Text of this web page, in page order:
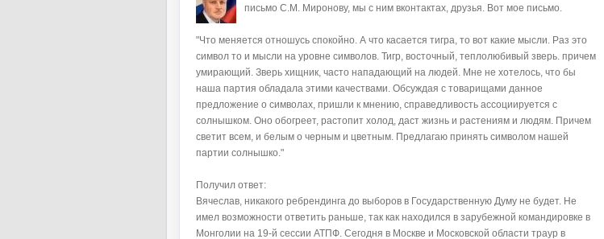
письмо С.М. Миронову, мы с ним вконтактах, друзья. Вот мое письмо.
"Что меняется отношусь спокойно. А что касается тигра, то вот какие мысли. Раз это
символ то и мысли на уровне символов. Тигр, восточный, теплолюбивый зверь. причем
умирающий. Зверь хищник, часто нападающий на людей. Мне не хотелось, что бы
наша партия обладала этими качествами. Обсуждая с товарищами данное
предложение о символах, пришли к мнению, справедливость ассоциируется с
солнышком. Оно обогреет, растопит холод, даст жизнь и растениям и людям. Причем
светит всем, и белым о черным и цветным. Предлагаю принять символом нашей
партии солнышко."
Получил ответ:
Вячеслав, никакого ребрендинга до выборов в Государственную Думу не будет. Не
имел возможности ответить раньше, так как находился в зарубежной командировке в
Монголии на 19-й сессии АТПФ. Сегодня в Москве и Московской области траур в